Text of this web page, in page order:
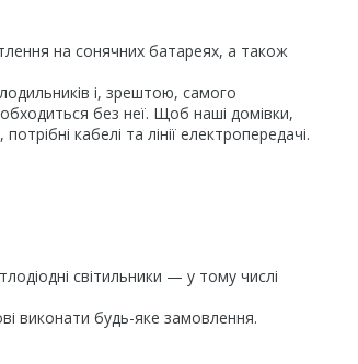
на сонячних батареях, а також
і, зрештою, самого
без неї. Щоб наші домівки,
кабелі та лінії електропередачі.
світильники — у тому числі
виконати будь-яке замовлення.